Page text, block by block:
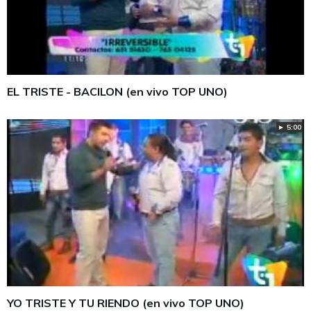
EL TRISTE - BACILON (en vivo TOP UNO)
► 5:00
YO TRISTE Y TU RIENDO (en vivo TOP UNO)